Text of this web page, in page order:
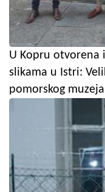
U Kopru otvorena
slikama u Istri:
pomorskog muzeja